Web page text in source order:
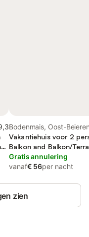
Bodenmais, Oost-
Vakantiehuis voor 2
Balkon and Balkon/
Terras and Tuin
Gratis annulering
vanaf€ 56per nacht
zien